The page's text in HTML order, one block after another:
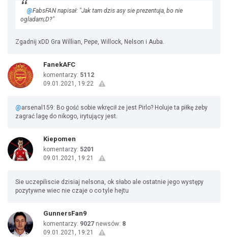
@FabsFAN napisał: "Jak tam dzis asy sie prezentuja, bo nie
ogladam;D?"
Zgadnij xDD Gra Willian, Pepe, Willock, Nelson i Auba.
FanekAFC
komentarzy: 5112
09.01.2021, 19:22
@arsenal159: Bo gość sobie wkręcił że jest Pirlo? Holuje ta piłkę żeby
zagrać lagę do nikogo, irytujący jest.
Kiepomen
komentarzy: 5201
09.01.2021, 19:21
Sie uczepiliscie dzisiaj nelsona, ok słabo ale ostatnie jego występy
pozytywne wiec nie czaje o co tyle hejtu
GunnersFan9
komentarzy: 9027 newsów: 8
09.01.2021, 19:21